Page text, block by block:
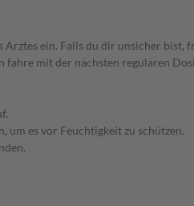
ein. Falls du dir unsicher bist,
fahre mit der nächsten regulären
um es vor Feuchtigkeit zu schützen.